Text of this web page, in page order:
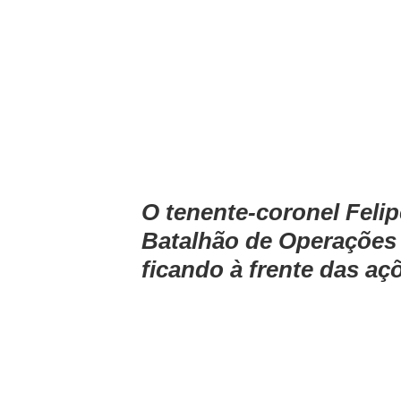
O tenente-coronel
Batalhão de
ficando à frente das